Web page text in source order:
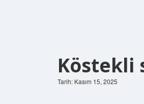
Köstekli
Tarih: Kasım 15, 2025